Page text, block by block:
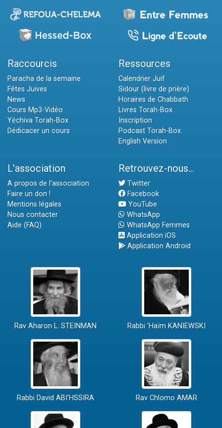
Raccourcis
Paracha de la semaine
Fêtes Juives
News
Cours Mp3-Vidéo
Yéchiva Torah-Box
Dédicacer un cours
Ressources
Calendrier Juif
Sidour (livre de prière)
Horaires de Chabbath
Livres Torah-Box
Inscription
Podcast Torah-Box
English Version
L'association
A propos de l'association
Faire un don !
Mentions légales
Nous contacter
Aide (FAQ)
Retrouvez-nous...
Twitter
Facebook
YouTube
WhatsApp
WhatsApp Femmes
Application iOS
Application Android
Rav Aharon L. STEINMAN Rabbi 'Haïm KANIEWSKI
Rabbi David ABI'HSSIRA Rav Chlomo AMAR